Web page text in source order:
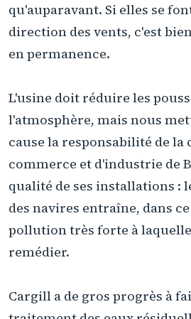
qu'auparavant. Si elles se
direction des vents, c'est
en permanence.
L'usine doit réduire les
l'atmosphère, mais nous
cause la responsabilité de la
commerce et d'industrie de
qualité de ses installations :
des navires entraîne, dans
pollution très forte à laquelle
remédier.
Cargill a de gros progrès à